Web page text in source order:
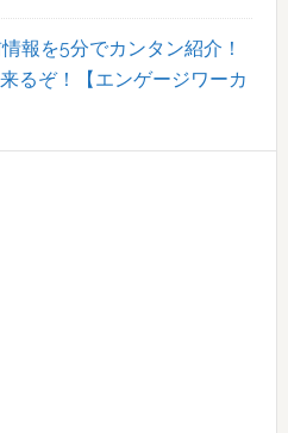
報を5分でカンタン紹介！
るぞ！【エンゲージワーカ